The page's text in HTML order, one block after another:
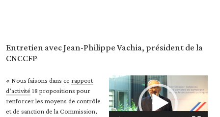
Entretien avec Jean-Philippe Vachia, président de la
CNCCFP
Lecteur
vidéo
« Nous faisons dans ce rapport
d’activité 18 propositions pour
renforcer les moyens de contrôle
et de sanction de la Commission,